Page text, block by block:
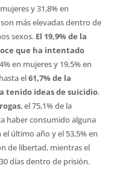
y 31,8% en
más elevadas dentro de
sexos. El 19,9% de la
que ha intentado
en mujeres y 19,5% en
el61,7% de la
tenido ideas de suicidio.
, el 75,1% de la
haber consumido alguna
el último año y el 53,5% en
de libertad, mientras el
días dentro de prisión.